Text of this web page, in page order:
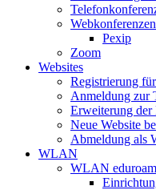
Pexip
Zoom
Websites
Registrierung
Anmeldung zur
Erweiterung der
Neue Website
Abmeldung als
WLAN
WLAN